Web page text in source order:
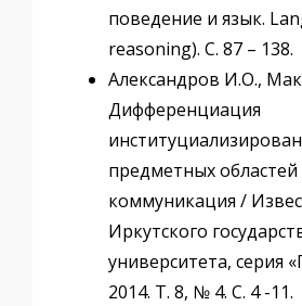
поведение и язык.
reasoning). С. 87 – 138.
Александров И.О.,
Дифференциация
предметных областей
коммуникация /
Иркутского
университета, серия
2014. Т. 8, № 4. C. 4 -11.